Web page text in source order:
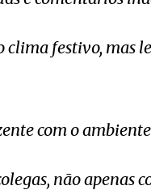
clima festivo, mas
com o
não apenas